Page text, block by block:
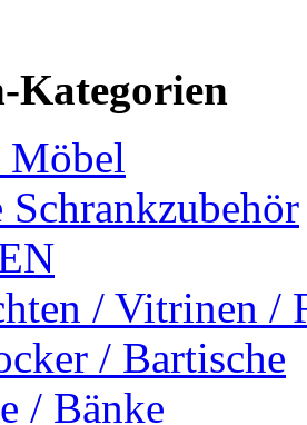
Kategorien
Schrankzubehör
/ Vitrinen /
/ Bartische
/ Bänke